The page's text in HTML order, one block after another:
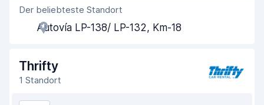
Agenten-Hilfsbereitschaft
Schnelle Abholung
Schnelle Abgabe 9,2
Der beliebteste Standort
Autovía LP-138/ LP-132, Km-18
Thrifty
1 Standort